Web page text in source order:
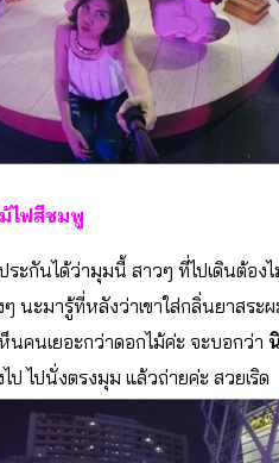
ไฟสีชมพู
ะกันได้ว่ามุมนี้ สาวๆ ที่ไปเดินต้อ
นะมารู้ที่หลังว่าเขาใส่กลิ่นยาสระ
นคนเยอะกว่าดอกไม้ค่ะ จะบอกว่า
ป ไปนั่งตรงมุม แล้วถ่ายค่ะ สวยเริด